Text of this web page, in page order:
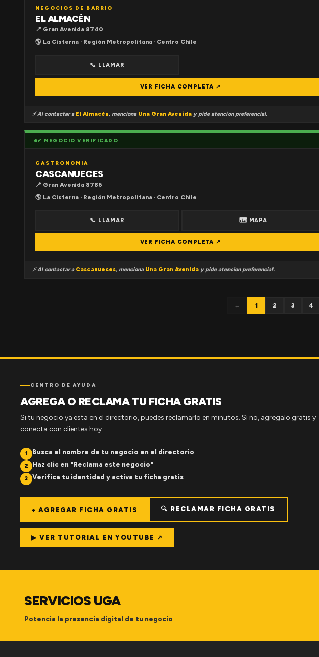
NEGOCIOS DE BARRIO
EL ALMACÉN
📍 Gran Avenida 8740
🌎 La Cisterna · Región Metropolitana · Centro Chile
📞 LLAMAR
VER FICHA COMPLETA ↗
⚡ Al contactar a El Almacén, menciona Una Gran Avenida y pide atencion preferencial.
✔ NEGOCIO VERIFICADO
GASTRONOMIA
CASCANUECES
📍 Gran Avenida 8786
🌎 La Cisterna · Región Metropolitana · Centro Chile
📞 LLAMAR 🗺 MAPA
VER FICHA COMPLETA ↗
⚡ Al contactar a Cascanueces, menciona Una Gran Avenida y pide atencion preferencial.
← 1 2 3 4
CENTRO DE AYUDA
AGREGA O RECLAMA TU FICHA GRATIS
Si tu negocio ya esta en el directorio, puedes reclamarlo en minutos. Si no, agregalo gratis y
conecta con clientes hoy.
1 Busca el nombre de tu negocio en el directorio
2 Haz clic en "Reclama este negocio"
3 Verifica tu identidad y activa tu ficha gratis
+ AGREGAR FICHA GRATIS 🔍 RECLAMAR FICHA GRATIS
▶ VER TUTORIAL EN YOUTUBE ↗
SERVICIOS UGA
Potencia la presencia digital de tu negocio